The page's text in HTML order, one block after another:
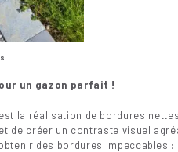
un gazon parfait !
est la réalisation de bordures
de créer un contraste visuel
des bordures impeccables :